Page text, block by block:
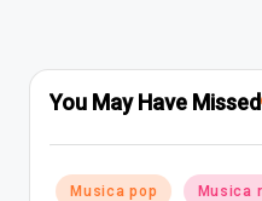
You May Have Missed